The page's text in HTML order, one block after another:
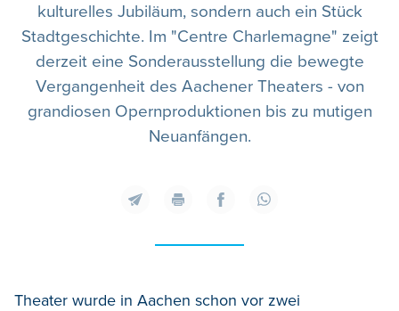
kulturelles Jubiläum, sondern auch ein Stück
Stadtgeschichte. Im "Centre Charlemagne" zeigt
derzeit eine Sonderausstellung die bewegte
Vergangenheit des Aachener Theaters - von
grandiosen Opernproduktionen bis zu mutigen
Neuanfängen.
Theater wurde in Aachen schon vor zwei